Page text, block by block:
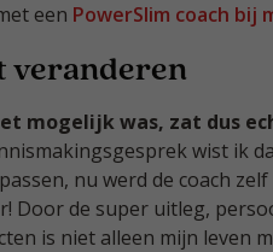
een PowerSlim coach bij
veranderen
mogelijk was, zat dus
wist ik
nu werd de coach
Door de super uitleg,
is niet alleen mijn leven